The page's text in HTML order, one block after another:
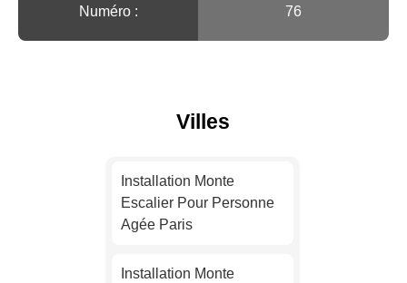
Numéro : 76
Villes
Installation Monte
Escalier Pour Personne
Agée Paris
Installation Monte